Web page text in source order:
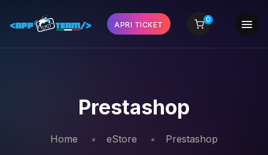
APRI TICKET
0
Prestashop
Home eStore Prestashop